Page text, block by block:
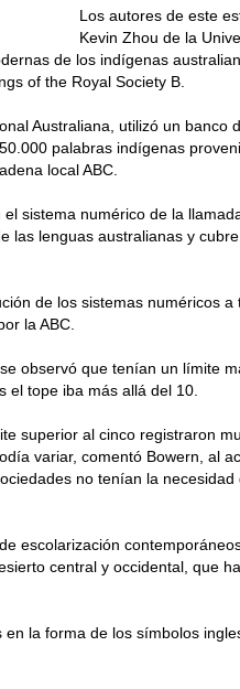
Los autores de este
Kevin Zhou de la
de los indígenas
of the Royal Society B.
Australiana, utilizó un banco
palabras indígenas
local ABC.
sistema numérico de la
las lenguas australianas y
de los sistemas numéricos a
la ABC.
observó que tenían un límite
el tope iba más allá del 10.
superior al cinco registraron
variar, comentó Bowern, al
no tenían la
escolarización
central y occidental, que
la forma de los símbolos